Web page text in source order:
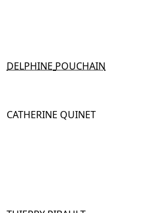
DELPHINE POUCHAIN
CATHERINE QUINET